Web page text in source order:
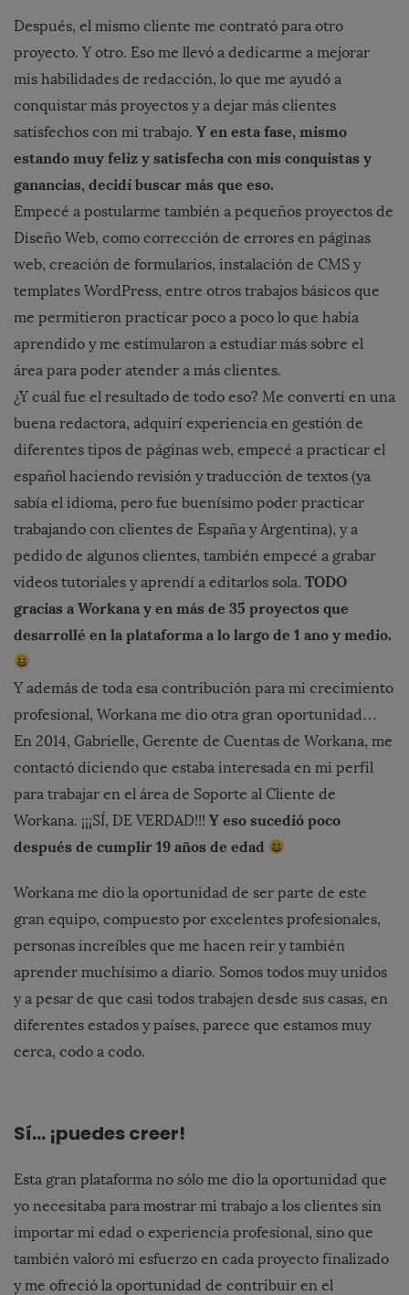
Después, el mismo cliente me contrató para otro
proyecto. Y otro. Eso me llevó a dedicarme a mejorar
mis habilidades de redacción, lo que me ayudó a
conquistar más proyectos y a dejar más clientes
satisfechos con mi trabajo. Y en esta fase, mismo
estando muy feliz y satisfecha con mis conquistas y
ganancias, decidí buscar más que eso.
Empecé a postularme también a pequeños proyectos de
Diseño Web, como corrección de errores en páginas
web, creación de formularios, instalación de CMS y
templates WordPress, entre otros trabajos básicos que
me permitieron practicar poco a poco lo que había
aprendido y me estimularon a estudiar más sobre el
área para poder atender a más clientes.
¿Y cuál fue el resultado de todo eso? Me convertí en una
buena redactora, adquirí experiencia en gestión de
diferentes tipos de páginas web, empecé a practicar el
español haciendo revisión y traducción de textos (ya
sabía el idioma, pero fue buenísimo poder practicar
trabajando con clientes de España y Argentina), y a
pedido de algunos clientes, también empecé a grabar
videos tutoriales y aprendí a editarlos sola. TODO
gracias a Workana y en más de 35 proyectos que
desarrollé en la plataforma a lo largo de 1 ano y medio.
Y además de toda esa contribución para mi crecimiento
profesional, Workana me dio otra gran oportunidad…
En 2014, Gabrielle, Gerente de Cuentas de Workana, me
contactó diciendo que estaba interesada en mi perfil
para trabajar en el área de Soporte al Cliente de
Workana. ¡¡¡SÍ, DE VERDAD!!! Y eso sucedió poco
después de cumplir 19 años de edad
Workana me dio la oportunidad de ser parte de este
gran equipo, compuesto por excelentes profesionales,
personas increíbles que me hacen reir y también
aprender muchísimo a diario. Somos todos muy unidos
y a pesar de que casi todos trabajen desde sus casas, en
diferentes estados y países, parece que estamos muy
cerca, codo a codo.
Sí… ¡puedes creer!
Esta gran plataforma no sólo me dio la oportunidad que
yo necesitaba para mostrar mi trabajo a los clientes sin
importar mi edad o experiencia profesional, sino que
también valoró mi esfuerzo en cada proyecto finalizado
y me ofreció la oportunidad de contribuir en el